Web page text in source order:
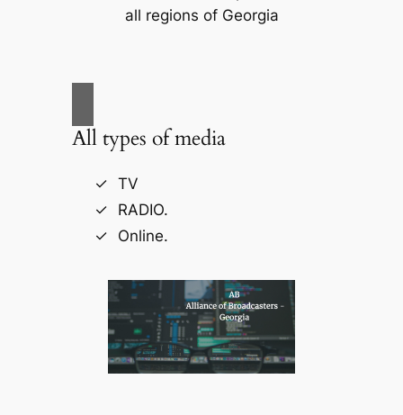
all regions of Georgia
All types of media
TV
RADIO.
Online.